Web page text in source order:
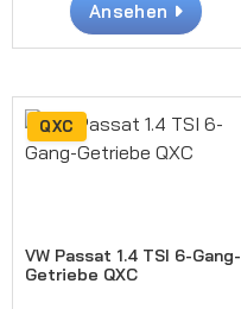
Ansehen
QXC
VW Passat 1.4 TSI 6-Gang-
Getriebe QXC